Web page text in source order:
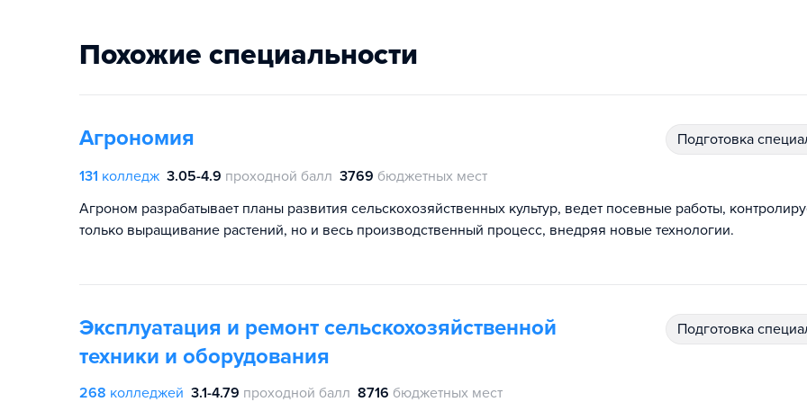
Похожие специальности
Агрономия подготовка
131 колледж 3.05-4.9 проходной балл 3769 бюджетных мест
Агроном разрабатывает планы развития сельскохозяйственных культур, ведет посевные работы,
только выращивание растений, но и весь производственный процесс, внедряя новые технологии.
Эксплуатация и ремонт сельскохозяйственной
техники и оборудования
подготовка
268 колледжей 3.1-4.79 проходной балл 8716 бюджетных мест